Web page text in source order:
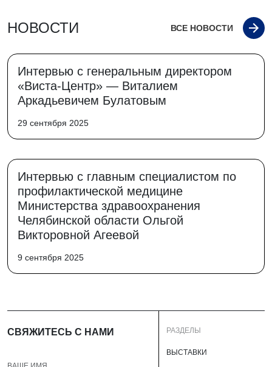
НОВОСТИ ВСЕ НОВОСТИ
Интервью с генеральным директором
«Виста-Центр» — Виталием
Аркадьевичем Булатовым
29 сентября 2025
Интервью с главным специалистом по
профилактической медицине
Министерства здравоохранения
Челябинской области Ольгой
Викторовной Агеевой
9 сентября 2025
СВЯЖИТЕСЬ С НАМИ РАЗДЕЛЫ
ВЫСТАВКИ